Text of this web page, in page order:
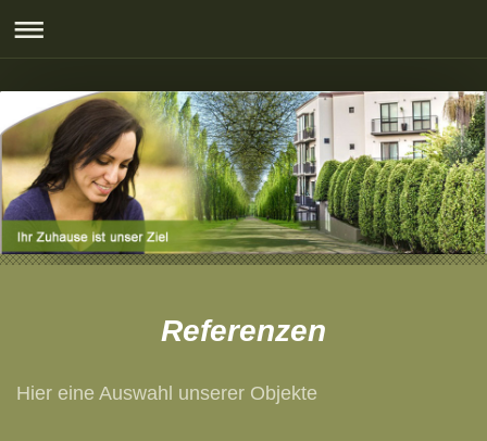
Referenzen
Hier eine Auswahl unserer Objekte